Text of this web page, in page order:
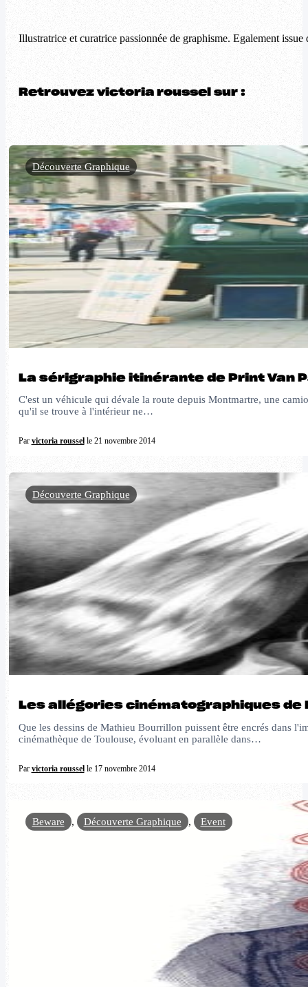
Illustratrice et curatrice passionnée de graphisme. Egalement
Retrouvez victoria roussel sur :
La sérigraphie itinérante de Print Van
C'est un véhicule qui dévale la route depuis Montmartre, une
qu'il se trouve à l'intérieur ne…
Par victoria rousselle 21 novembre 2014
Découverte Graphique
Les allégories cinématographiques de
Que les dessins de Mathieu Bourrillon puissent être encrés dans
cinémathèque de Toulouse, évoluant en parallèle dans…
Par victoria rousselle 17 novembre 2014
Découverte Graphique
Beware , Découverte Graphique , Event